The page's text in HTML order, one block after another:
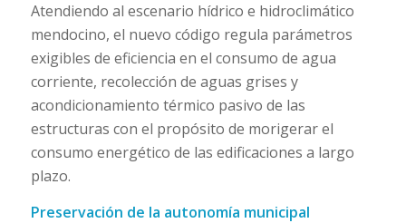
Atendiendo al escenario hídrico e hidroclimático
mendocino, el nuevo código regula parámetros
exigibles de eficiencia en el consumo de agua
corriente, recolección de aguas grises y
acondicionamiento térmico pasivo de las
estructuras con el propósito de morigerar el
consumo energético de las edificaciones a largo
plazo.
Preservación de la autonomía municipal